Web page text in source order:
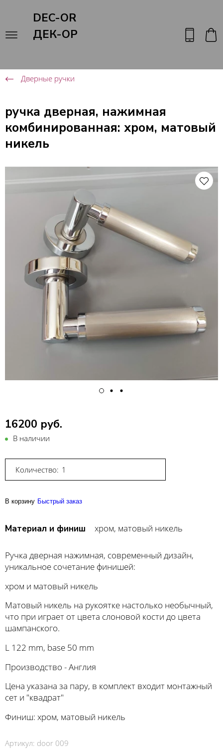
DEC-OR
ДЕК-ОР
Дверные ручки
ручка дверная, нажимная
комбинированная: хром, матовый
никель
16200 руб.
В наличии
Количество:
В корзину Быстрый заказ
Материал и финиш хром, матовый никель
Ручка дверная нажимная, современный дизайн,
уникальное сочетание финишей:
хром и матовый никель
Матовый никель на рукоятке настолько необычный,
что при играет от цвета слоновой кости до цвета
шампанского.
L 122 mm, base 50 mm
Производство - Англия
Цена указана за пару, в комплект входит монтажный
сет и "квадрат"
Финиш: хром, матовый никель
Артикул: door 009